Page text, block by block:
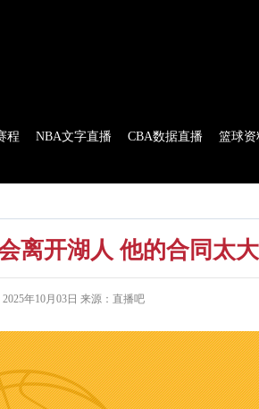
程 NBA文字直播 CBA数据直播 篮球资
离开湖人 他的合同太
2025年10月03日 来源：直播吧